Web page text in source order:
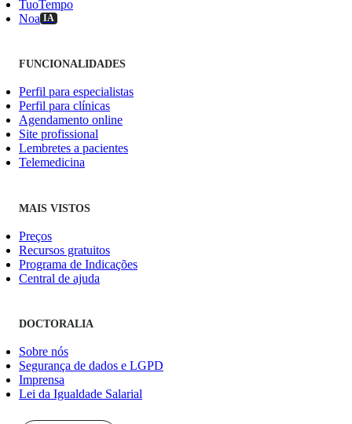
TuoTempo
Noa IA
FUNCIONALIDADES
Perfil para especialistas
Perfil para clínicas
Agendamento online
Site profissional
Lembretes a pacientes
Telemedicina
MAIS VISTOS
Preços
Recursos gratuitos
Programa de Indicações
Central de ajuda
DOCTORALIA
Sobre nós
Segurança de dados e LGPD
Imprensa
Lei da Igualdade Salarial